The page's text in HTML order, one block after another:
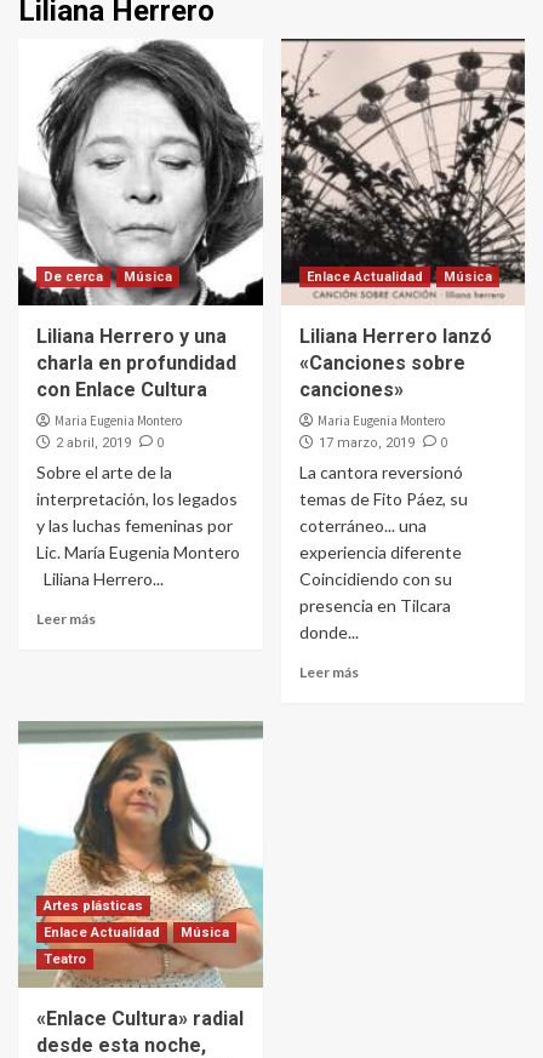
Liliana Herrero
De cerca Música
Liliana Herrero y una
charla en profundidad
con Enlace Cultura
Maria Eugenia Montero
2 abril, 2019 0
Sobre el arte de la
interpretación, los legados
y las luchas femeninas por
Lic. María Eugenia Montero
Liliana Herrero...
Leer más
Enlace Actualidad Música
Liliana Herrero lanzó
«Canciones sobre
canciones»
Maria Eugenia Montero
17 marzo, 2019 0
La cantora reversionó
temas de Fito Páez, su
coterráneo... una
experiencia diferente
Coincidiendo con su
presencia en Tilcara
donde...
Leer más
Artes plásticas
Enlace Actualidad
Música
Teatro
«Enlace Cultura» radial
desde esta noche,